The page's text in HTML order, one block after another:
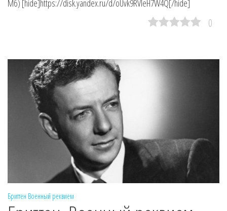
Мб) [hide]https://disk.yandex.ru/d/oUvk9RVleH7W4Q[/hide]
0
Бриттен Военный реквием